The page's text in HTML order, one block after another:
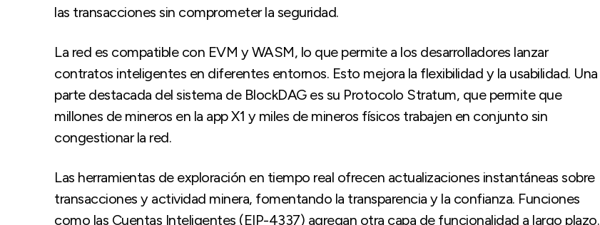
las transacciones sin comprometer la seguridad.
La red es compatible con EVM y WASM, lo que permite a los desarrolladores lanzar
contratos inteligentes en diferentes entornos. Esto mejora la flexibilidad y la usabilidad. Una
parte destacada del sistema de BlockDAG es su Protocolo Stratum, que permite que
millones de mineros en la app X1 y miles de mineros físicos trabajen en conjunto sin
congestionar la red.
Las herramientas de exploración en tiempo real ofrecen actualizaciones instantáneas sobre
transacciones y actividad minera, fomentando la transparencia y la confianza. Funciones
como las Cuentas Inteligentes (EIP-4337) agregan otra capa de funcionalidad a largo plazo.